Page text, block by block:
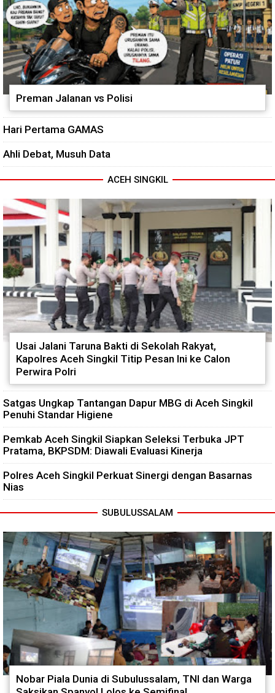
Preman Jalanan vs Polisi
Hari Pertama GAMAS
Ahli Debat, Musuh Data
ACEH SINGKIL
Usai Jalani Taruna Bakti di Sekolah Rakyat,
Kapolres Aceh Singkil Titip Pesan Ini ke Calon
Perwira Polri
Satgas Ungkap Tantangan Dapur MBG di Aceh Singkil
Penuhi Standar Higiene
Pemkab Aceh Singkil Siapkan Seleksi Terbuka JPT
Pratama, BKPSDM: Diawali Evaluasi Kinerja
Polres Aceh Singkil Perkuat Sinergi dengan Basarnas
Nias
SUBULUSSALAM
Nobar Piala Dunia di Subulussalam, TNI dan Warga